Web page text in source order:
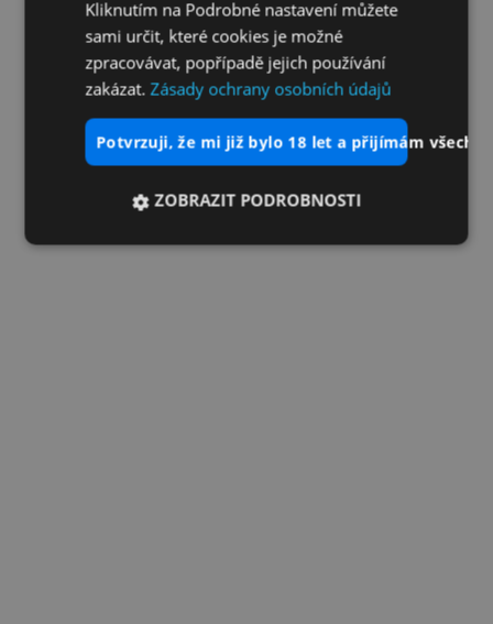
Kliknutím na Podrobné nastavení můžete
sami určit, které cookies je možné
zpracovávat, popřípadě jejich používání
zakázat.Zásady ochrany osobních údajů
potvrzuji, že mi již bylo 18 let a přijímám
ZOBRAZIT PODROBNOSTI